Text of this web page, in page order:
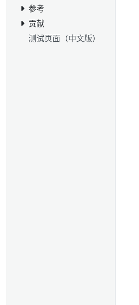
参考
贡献
测试页面（中文版）